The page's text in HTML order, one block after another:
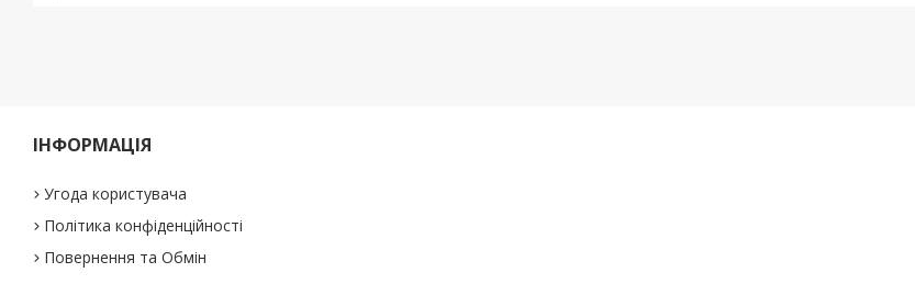
ІНФОРМАЦІЯ
Угода користувача
Політика конфіденційності
Повернення та Обмін